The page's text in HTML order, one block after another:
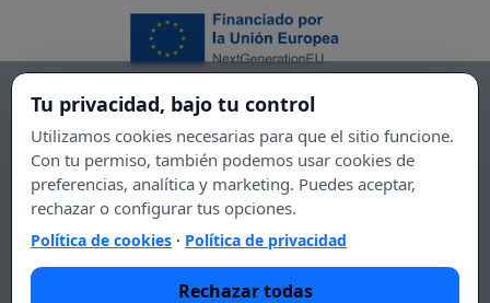
Tu privacidad, bajo tu control
Utilizamos cookies necesarias para que el sitio funcione.
Con tu permiso, también podemos usar cookies de
preferencias, analítica y marketing. Puedes aceptar,
rechazar o configurar tus opciones.
Política de cookies · Política de privacidad
Rechazar todas